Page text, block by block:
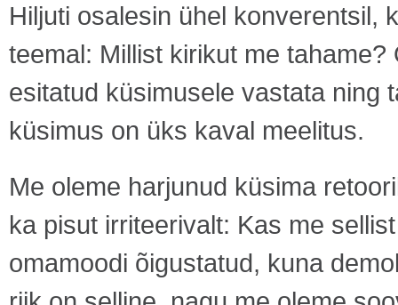
Hiljuti osalesin ühel konverentsil,
teemal: Millist kirikut me
esitatud küsimusele vastata ning
küsimus on üks kaval meelitus.
Me oleme harjunud küsima
ka pisut irriteerivalt: Kas me
omamoodi õigustatud, kuna